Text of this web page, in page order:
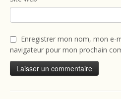
Enregistrer mon nom, mon e-
navigateur pour mon prochain